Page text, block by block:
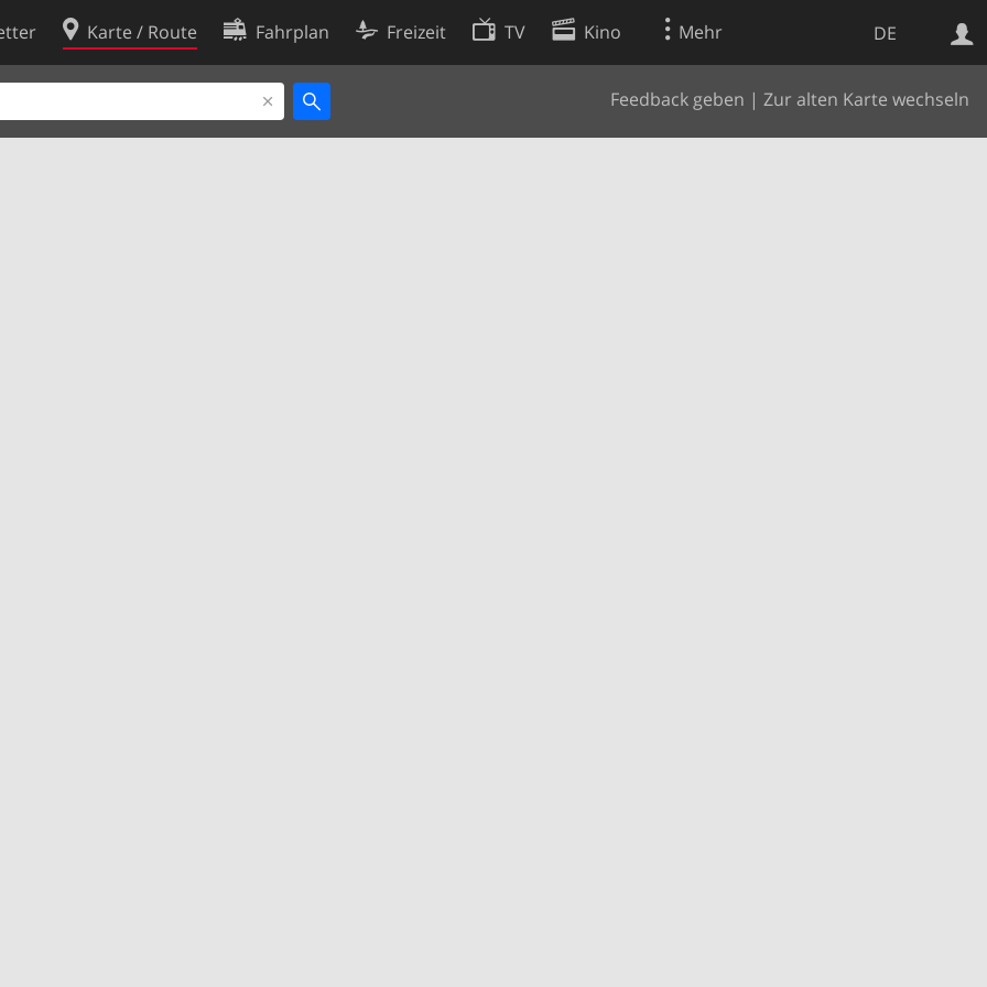
DE
Karte / Route Fahrplan Freizeit TV Kino Mehr
Feedback geben | Zur alten Karte wechseln
Websuche
Cookie-Richtlinie
Cookie-Einstellungen